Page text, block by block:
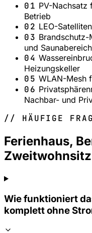
01 PV-Nachsatz
Betrieb
02 LEO-
03 Brandschutz-
und
04
Heizungskeller
05 WLAN-Mesh
06
Nachbar- und
// HÄUFIGE
Ferienhaus,
Wie funktioniert
komplett ohne